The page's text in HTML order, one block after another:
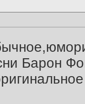
Барон